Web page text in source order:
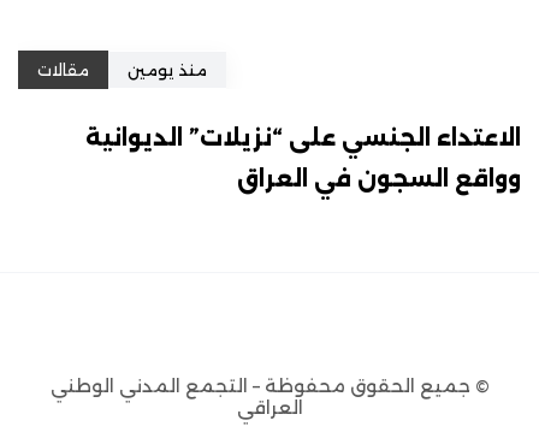
منذ يومين مقالات
الاعتداء الجنسي على “نزيلات” الديوانية
وواقع السجون في العراق
© جميع الحقوق محفوظة – التجمع المدني الوطني
العراقي